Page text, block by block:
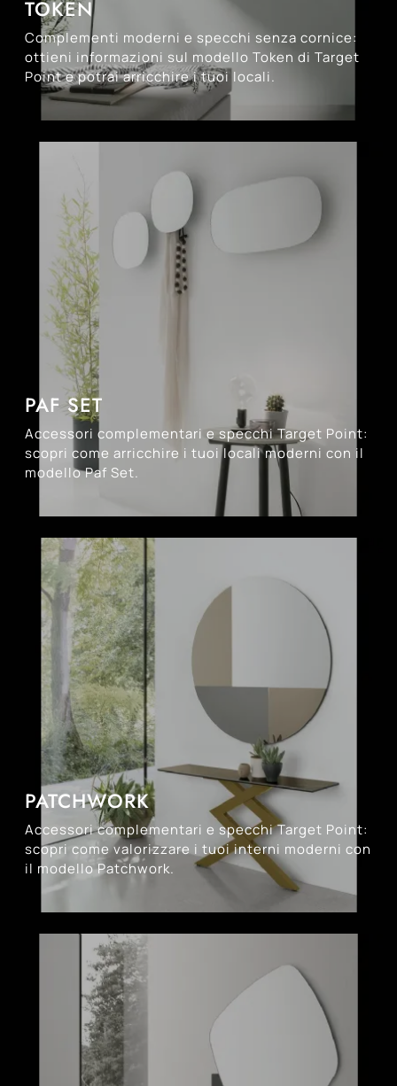
TOKEN
Complementi moderni e specchi senza cornice:
ottieni informazioni sul modello Token di Target
Point e potrai arricchire i tuoi locali.
PAF SET
Accessori complementari e specchi Target Point:
scopri come arricchire i tuoi locali moderni con il
modello Paf Set.
PATCHWORK
Accessori complementari e specchi Target Point:
scopri come valorizzare i tuoi interni moderni con
il modello Patchwork.